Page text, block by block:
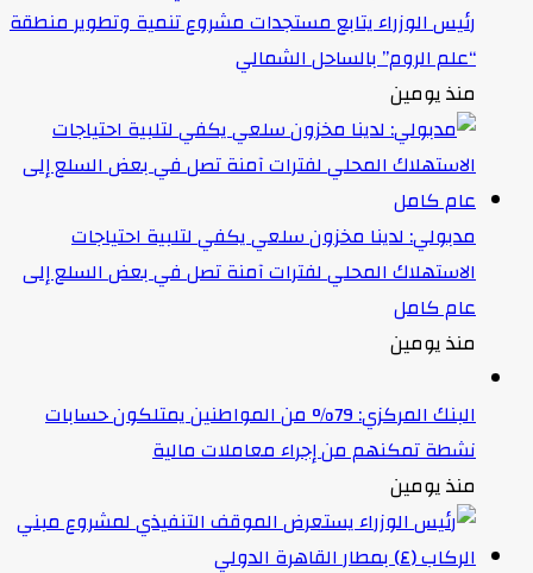
رئيس الوزراء يتابع مستجدات مشروع تنمية وتطوير منطقة
“علم الروم” بالساحل الشمالي
منذ يومين
مدبولي: لدينا مخزون سلعي يكفي لتلبية احتياجات
الاستهلاك المحلي لفترات آمنة تصل في بعض السلع إلى
عام كامل
منذ يومين
البنك المركزي: 79% من المواطنين يمتلكون حسابات
نشطة تمكنهم من إجراء معاملات مالية
منذ يومين